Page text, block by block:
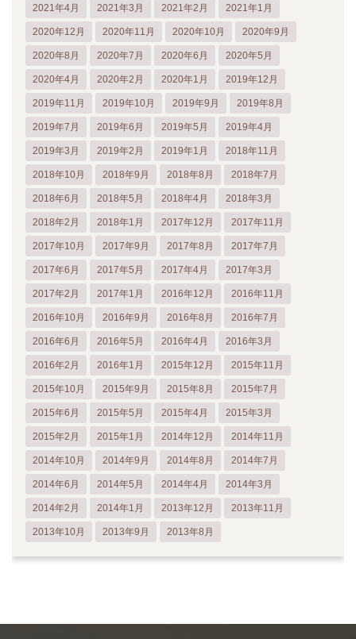
2021年4月 2021年3月 2021年2月 2021年1月
2020年12月 2020年11月 2020年10月 2020年9月
2020年8月 2020年7月 2020年6月 2020年5月
2020年4月 2020年2月 2020年1月 2019年12月
2019年11月 2019年10月 2019年9月 2019年8月
2019年7月 2019年6月 2019年5月 2019年4月
2019年3月 2019年2月 2019年1月 2018年11月
2018年10月 2018年9月 2018年8月 2018年7月
2018年6月 2018年5月 2018年4月 2018年3月
2018年2月 2018年1月 2017年12月 2017年11月
2017年10月 2017年9月 2017年8月 2017年7月
2017年6月 2017年5月 2017年4月 2017年3月
2017年2月 2017年1月 2016年12月 2016年11月
2016年10月 2016年9月 2016年8月 2016年7月
2016年6月 2016年5月 2016年4月 2016年3月
2016年2月 2016年1月 2015年12月 2015年11月
2015年10月 2015年9月 2015年8月 2015年7月
2015年6月 2015年5月 2015年4月 2015年3月
2015年2月 2015年1月 2014年12月 2014年11月
2014年10月 2014年9月 2014年8月 2014年7月
2014年6月 2014年5月 2014年4月 2014年3月
2014年2月 2014年1月 2013年12月 2013年11月
2013年10月 2013年9月 2013年8月